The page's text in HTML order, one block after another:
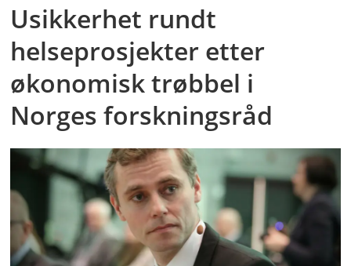
Usikkerhet rundt
helseprosjekter etter
økonomisk trøbbel i
Norges forskningsråd